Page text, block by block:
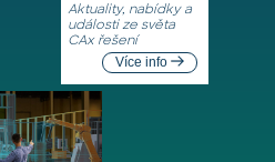
Aktuality, nabídky a
události ze světa
CAx řešení
Více info